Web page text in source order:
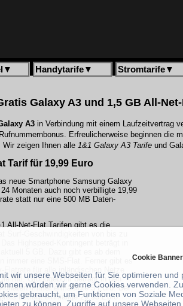
▼ Handytarife▼ Stromtarife▼
Galaxy A3 und 1,5 GB All-
A3 in Verbindung mit einem Laufzeitvertrag
Erfreulicherweise beginnen die
zeigen Ihnen alle 1&1 Galaxy A3 Tarife und
Tarif für 19,99 Euro
neue Smartphone Samsung Galaxy
Monaten auch noch verbilligte 19,99
statt nur eine 500 MB Daten-
All-Net-Flat Tarifen gibt es die
immer eine SMS-Flat. Ferner gibt es
Flatrate für alle inländischen Netze
mtl. Grundgebühr beträgt in den
immer ermäßigte 5 Euro. Der
beträgt einmalige 29,95 Euro
Cookie Banner
wir unsere Webseiten für Sie optimieren und
würden wir gerne Cookies verwenden.
gebraucht, um Funktionen von Soziale
zu können, Zugriffe auf unsere